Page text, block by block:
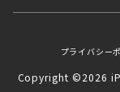
プライバシー
Copyright ©2026